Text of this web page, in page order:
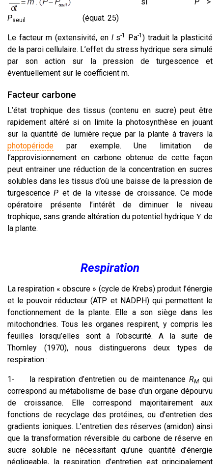
Pseuil (équat. 25)
Le facteur m (extensivité, en ls-1 Pa-1 ) traduit la plasticité
de la paroi cellulaire. L’effet du stress hydrique sera simulé
par son action sur la pression de turgescence et
éventuellement sur le coefficient m.
Facteur carbone
L’état trophique des tissus (contenu en sucre) peut être
rapidement altéré si on limite la photosynthèse en jouant
sur la quantité de lumière reçue par la plante à travers la
photopériode par exemple. Une limitation de
l’approvisionnement en carbone obtenue de cette façon
peut entrainer une réduction de la concentration en sucres
solubles dans les tissus d’où une baisse de la pression de
turgescenceP et de la vitesse de croissance. Ce mode
opératoire présente l’intérêt de diminuer le niveau
trophique, sans grande altération du potentiel hydrique Y de
la plante.
Respiration
La respiration « obscure » (cycle de Krebs) produit l’énergie
et le pouvoir réducteur (ATP et NADPH) qui permettent le
fonctionnement de la plante. Elle a son siège dans les
mitochondries. Tous les organes respirent, y compris les
feuilles lorsqu’elles sont à l’obscurité. A la suite de
Thornley (1970), nous distinguerons deux types de
respiration :
1- la respiration d’entretien ou de maintenanceRM qui
correspond au métabolisme de base d’un organe dépourvu
de croissance. Elle correspond majoritairement aux
fonctions de recyclage des protéines, ou d’entretien des
gradients ioniques. L’entretien des réserves (amidon) ainsi
que la transformation réversible du carbone de réserve en
sucre soluble ne nécessitant qu’une quantité d’énergie
négligeable, la respiration d’entretien est principalement